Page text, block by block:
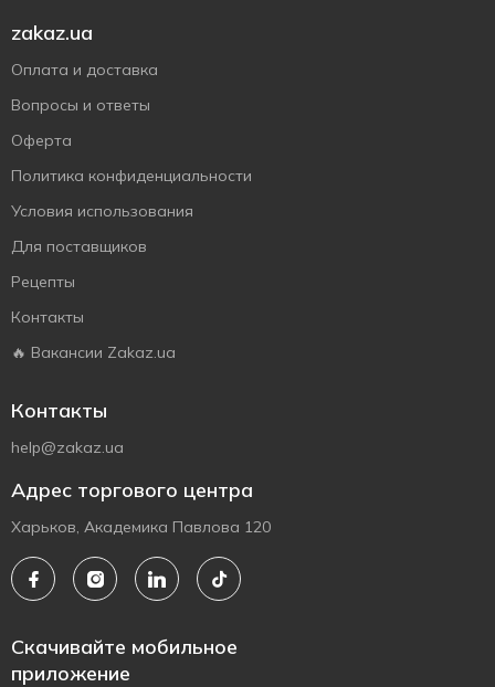
zakaz.ua
Оплата и доставка
Вопросы и ответы
Оферта
Политика конфиденциальности
Условия использования
Для поставщиков
Рецепты
Контакты
🔥 Вакансии Zakaz.ua
Контакты
help@zakaz.ua
Адрес торгового центра
Харьков, Академика Павлова 120
Скачивайте мобильное
приложение